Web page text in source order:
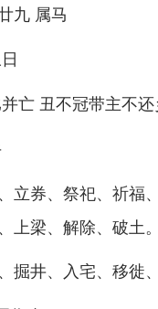
九 属马
亡 丑不冠带主不还
立券、祭祀、祈
上梁、解除、破土。
掘井、入宅、移徙